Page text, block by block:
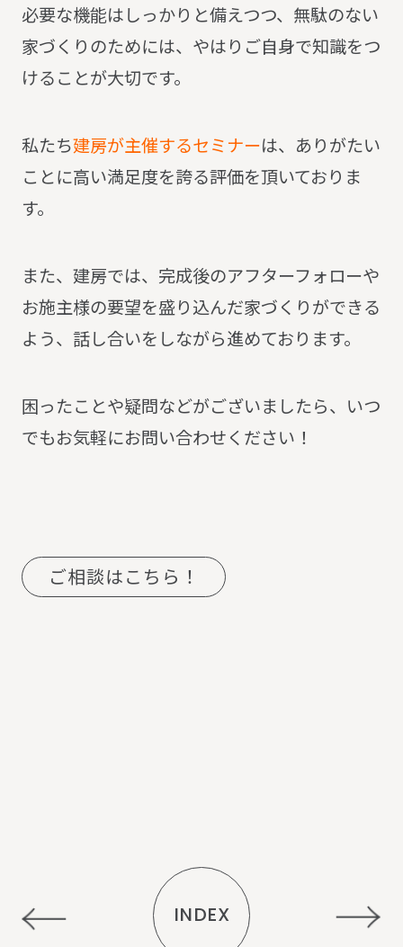
必要な機能はしっかりと備えつつ、無駄のない
家づくりのためには、やはりご自身で知識をつ
けることが大切です。
私たち建房が主催するセミナーは、ありがたい
ことに高い満足度を誇る評価を頂いておりま
す。
また、 建房では、完成後のアフターフォローや
お施主様の要望を盛り込んだ家づくりができる
よう、話し合いをしながら進めております。
困ったことや疑問などがございましたら、いつ
でもお気軽にお問い合わせください！
ご相談はこちら！
INDEX